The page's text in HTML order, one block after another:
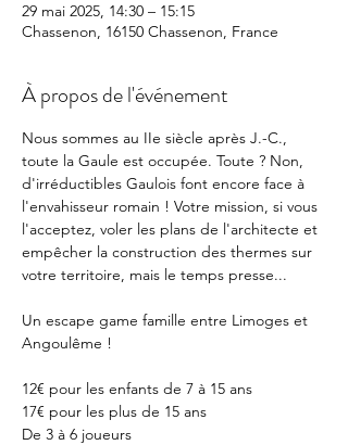
29 mai 2025, 14:30 – 15:15
Chassenon, 16150 Chassenon, France
À propos de l'événement
Nous sommes au IIe siècle après J.-C.,
toute la Gaule est occupée. Toute ? Non,
d'irréductibles Gaulois font encore face à
l'envahisseur romain ! Votre mission, si vous
l'acceptez, voler les plans de l'architecte et
empêcher la construction des thermes sur
votre territoire, mais le temps presse...
Un escape game famille entre Limoges et
Angoulême !
12€ pour les enfants de 7 à 15 ans
17€ pour les plus de 15 ans
De 3 à 6 joueurs